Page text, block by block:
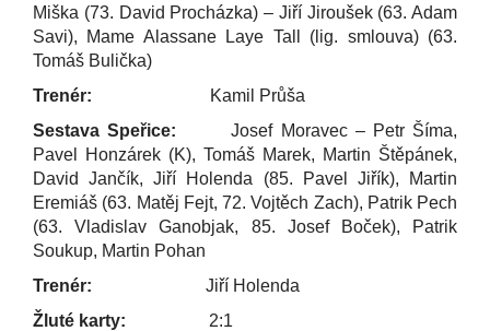
Miška (73. David Procházka) – Jiří Jiroušek (63. Adam
Savi), Mame Alassane Laye Tall (lig. smlouva) (63.
Tomáš Bulička)
Trenér: Kamil Průša
Sestava Speřice: Josef Moravec – Petr Šíma,
Pavel Honzárek (K), Tomáš Marek, Martin Štěpánek,
David Jančík, Jiří Holenda (85. Pavel Jiřík), Martin
Eremiáš (63. Matěj Fejt, 72. Vojtěch Zach), Patrik Pech
(63. Vladislav Ganobjak, 85. Josef Boček), Patrik
Soukup, Martin Pohan
Trenér: Jiří Holenda
Žluté karty: 2:1